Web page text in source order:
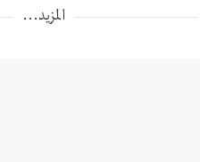
المزيد...